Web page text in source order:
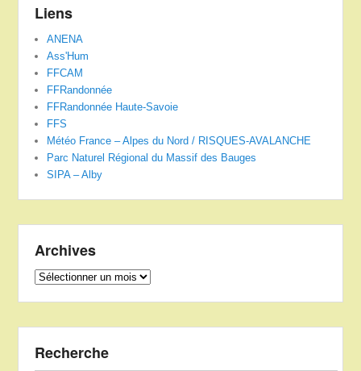
Liens
ANENA
Ass'Hum
FFCAM
FFRandonnée
FFRandonnée Haute-Savoie
FFS
Météo France – Alpes du Nord / RISQUES-AVALANCHE
Parc Naturel Régional du Massif des Bauges
SIPA – Alby
Archives
Archives
Recherche